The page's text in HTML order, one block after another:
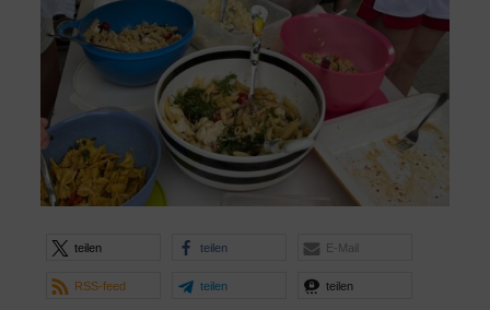
teilen teilen E-Mail
RSS-feed teilen teilen